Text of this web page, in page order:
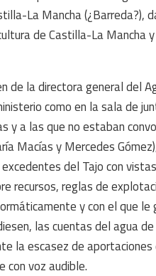
La Mancha
de Castilla-La
la directora general del
como en la sala de
y a las que no estaban
Macías y Mercedes
del Tajo con
recursos, reglas de
y con el que
las cuentas del agua
la escasez de
con voz audible.